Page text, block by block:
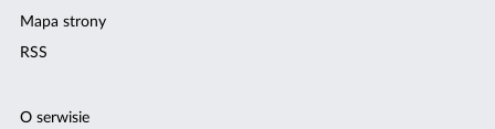
Mapa strony
RSS
O serwisie